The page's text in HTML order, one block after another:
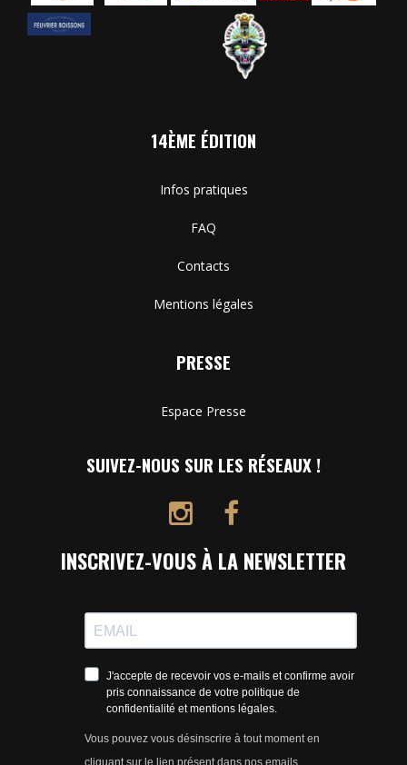
14ÈME ÉDITION
Infos pratiques
FAQ
Contacts
Mentions légales
PRESSE
Espace Presse
SUIVEZ-NOUS SUR LES RÉSEAUX !
INSCRIVEZ-VOUS À LA NEWSLETTER
J'accepte de recevoir vos e-mails et confirme avoir
pris connaissance de votre politique de
confidentialité et mentions légales.
Vous pouvez vous désinscrire à tout moment en